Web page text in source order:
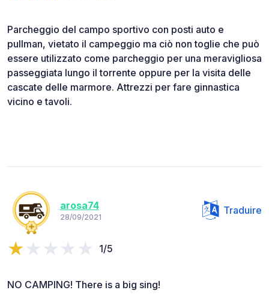
Parcheggio del campo sportivo con posti auto e
pullman, vietato il campeggio ma ciò non toglie che può
essere utilizzato come parcheggio per una meravigliosa
passeggiata lungo il torrente oppure per la visita delle
cascate delle marmore. Attrezzi per fare ginnastica
vicino e tavoli.
arosa74
28/09/2021
Traduire
1/5
NO CAMPING! There is a big sing!